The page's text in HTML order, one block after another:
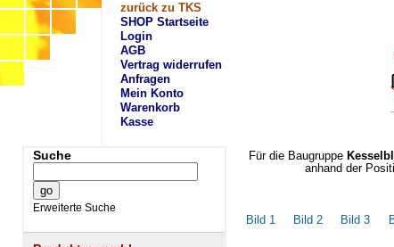
zurück zu TKS
SHOP Startseite
Login
AGB
Vertrag widerrufen
Anfragen
Mein Konto
Warenkorb
Kasse
Suche
Erweiterte Suche
Für die Baugruppe
anhand der
Bild 1 Bild 2 Bild 3